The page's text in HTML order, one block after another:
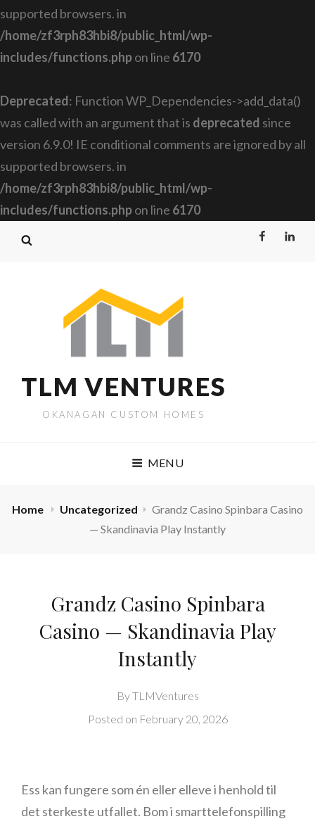
supported browsers. in
/home/zf3rph83hbi8/public_html/wp-
includes/functions.phpon line 6170
Deprecated: Function WP_Dependencies->add_data()
was called with an argument that is deprecated since
version 6.9.0! IE conditional comments are ignored by all
supported browsers. in
/home/zf3rph83hbi8/public_html/wp-
includes/functions.phpon line 6170
Facebook
TLM VENTURES
OKANAGAN CUSTOM HOMES
MENU
Home Uncategorized
Grandz Casino Spinbara Casino
— Skandinavia Play Instantly
Grandz Casino Spinbara
Casino — Skandinavia Play
Instantly
ByTLMVentures
Posted on February 20, 2026
Ess kan fungere som én eller elleve i henhold til
det sterkeste utfallet. Bom i smarttelefonspilling